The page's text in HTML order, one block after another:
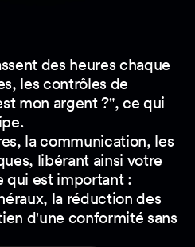
des heures chaque
les contrôles de
mon argent ?", ce qui
la communication, les
libérant ainsi votre
qui est important :
la réduction des
d'une conformité sans